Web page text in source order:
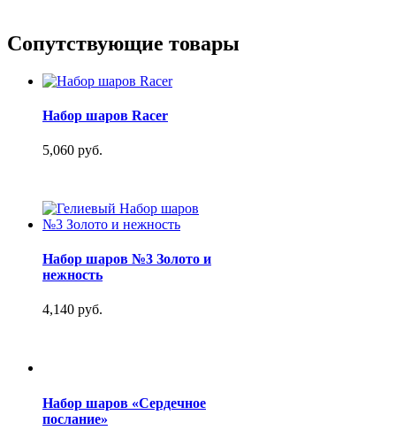
Сопутствующие товары
Набор шаров Racer
5,060 руб.
Набор шаров №3 Золото и
нежность
4,140 руб.
Набор шаров «Сердечное
послание»